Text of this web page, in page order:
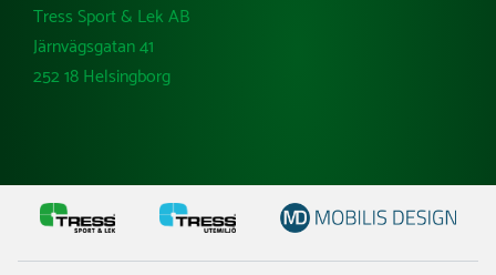
Tress Sport & Lek AB
Järnvägsgatan 41
252 18 Helsingborg